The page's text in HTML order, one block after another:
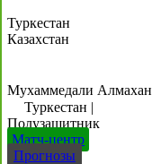
Туркестан
Казахстан
Мухаммедали Алмахан
Туркестан |
Полузащитник
Матч-центр
Прогнозы